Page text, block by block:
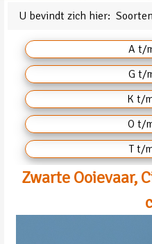
U bevindt zich hier:Soorten
A t/
G t/
K t/
O t/
T t/
Zwarte Ooievaar,